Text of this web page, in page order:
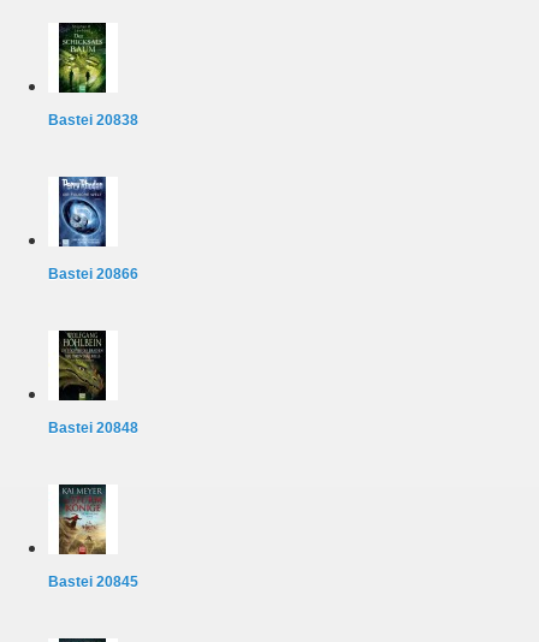
Bastei 20838
Bastei 20866
Bastei 20848
Bastei 20845